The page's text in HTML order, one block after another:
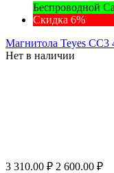
Беспроводной
Скидка 6%
Магнитола Teyes CC3
Нет в наличии
3 310.00 ₽ 2 600.00 ₽